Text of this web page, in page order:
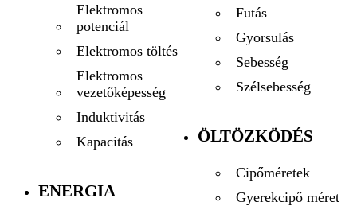
Elektromos
potenciál
Elektromos töltés
Elektromos
vezetőképesség
Induktivitás
Kapacitás
ENERGIA
Futás
Gyorsulás
Sebesség
Szélsebesség
ÖLTÖZKÖDÉS
Cipőméretek
Gyerekcipő méret